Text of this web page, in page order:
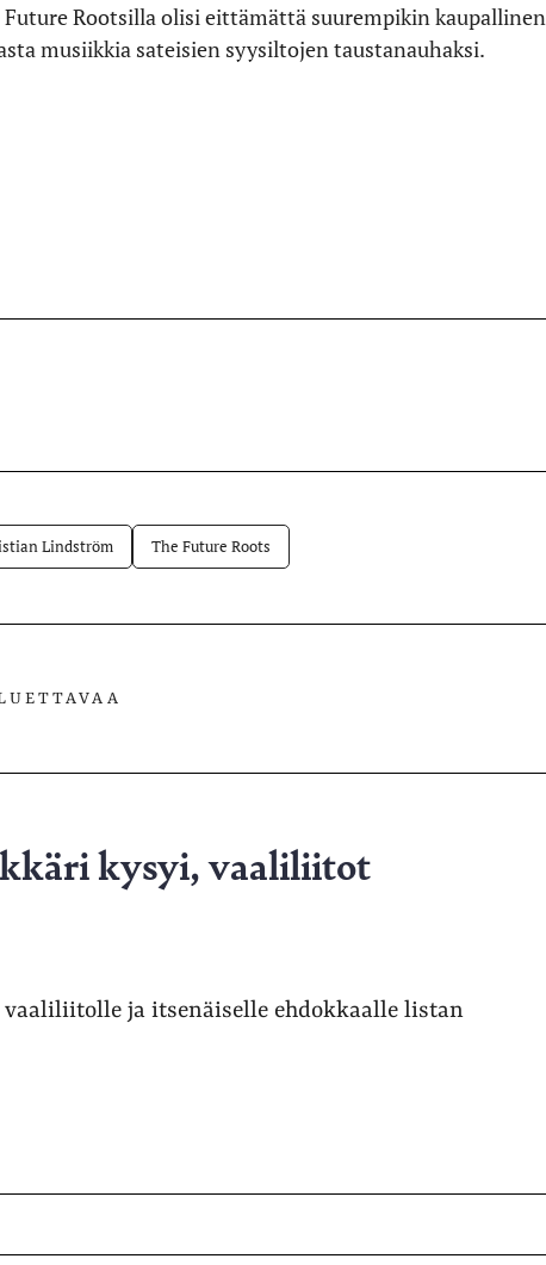
Rootsilla olisi eittämättä suurempikin kaupallinen
musiikkia sateisien syysiltojen taustanauhaksi.
Lindström The Future Roots
kysyi, vaaliliitot
ja itsenäiselle ehdokkaalle listan